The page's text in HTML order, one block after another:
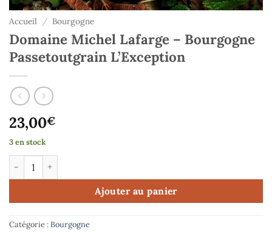
Accueil / Bourgogne
Domaine Michel Lafarge – Bourgogne
Passetoutgrain L’Exception
23,00€
3 en stock
Ajouter au panier
Catégorie :Bourgogne